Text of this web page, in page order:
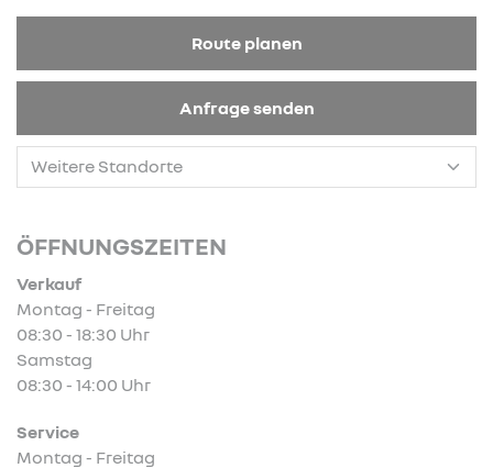
Route planen
Anfrage senden
ÖFFNUNGSZEITEN
Verkauf
Montag - Freitag
08:30 - 18:30 Uhr
Samstag
08:30 - 14:00 Uhr
Service
Montag - Freitag